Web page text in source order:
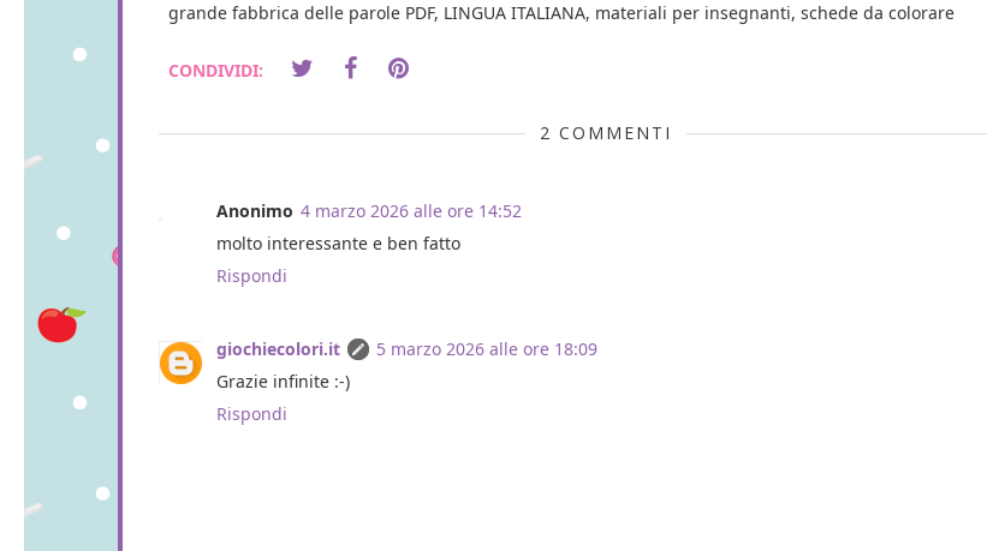
grande fabbrica delle parole PDF, LINGUA ITALIANA, materiali per insegnanti, schede da colorare
CONDIVIDI:
2 COMMENTI
Anonimo 4 marzo 2026 alle ore 14:52
molto interessante e ben fatto
Rispondi
giochiecolori.it
5 marzo 2026 alle ore 18:09
Grazie infinite :-)
Rispondi